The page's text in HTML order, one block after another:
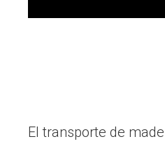
El transporte de